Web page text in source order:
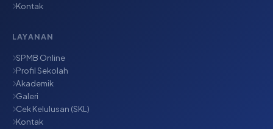
Kontak
LAYANAN
SPMB Online
Profil Sekolah
Akademik
Galeri
Cek Kelulusan (SKL)
Kontak